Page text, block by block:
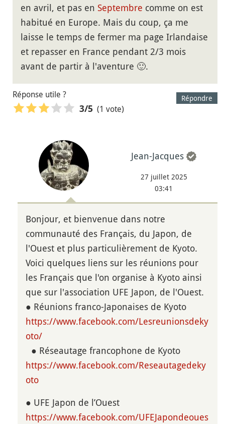
en avril, et pas en Septembre comme on est
habitué en Europe. Mais du coup, ça me
laisse le temps de fermer ma page Irlandaise
et repasser en France pendant 2/3 mois
avant de partir à l'aventure 🙂.
Répondre
Réponse utile ?
3/5 (1 vote)
Jean-Jacques
27 juillet 2025
03:41
Bonjour, et bienvenue dans notre
communauté des Français, du Japon, de
l'Ouest et plus particulièrement de Kyoto.
Voici quelques liens sur les réunions pour
les Français que l'on organise à Kyoto ainsi
que sur l'association UFE Japon, de l'Ouest.
● Réunions franco-Japonaises de Kyoto
https://www.facebook.com/Lesreunionsdeky
oto/
● Réseautage francophone de Kyoto
https://www.facebook.com/Reseautagedeky
oto
● UFE Japon de l’Ouest
https://www.facebook.com/UFEJapondeoues